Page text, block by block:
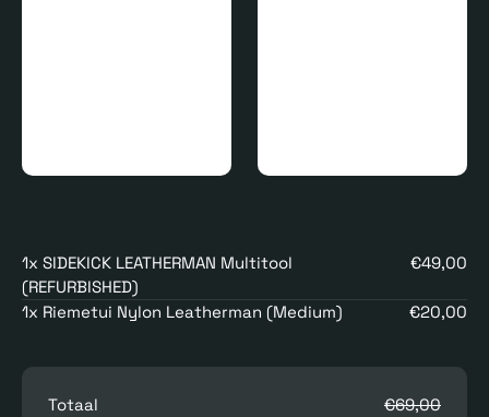
1x SIDEKICK LEATHERMAN Multitool
(REFURBISHED)
€49,00
1x Riemetui Nylon Leatherman (Medium) €20,00
Totaal
€69,00